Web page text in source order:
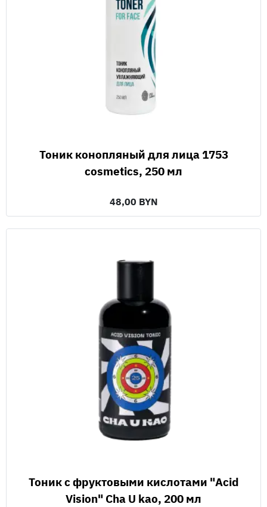
Тоник конопляный для лица 1753
cosmetics, 250 мл
48,00 BYN
Тоник с фруктовыми кислотами "Acid
Vision" Cha U kao, 200 мл